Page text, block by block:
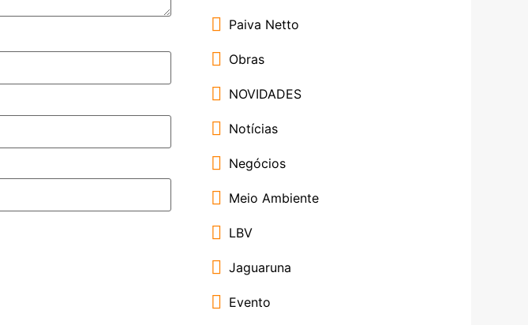
Paiva Netto
Obras
NOVIDADES
Notícias
Negócios
Meio Ambiente
LBV
Jaguaruna
Evento